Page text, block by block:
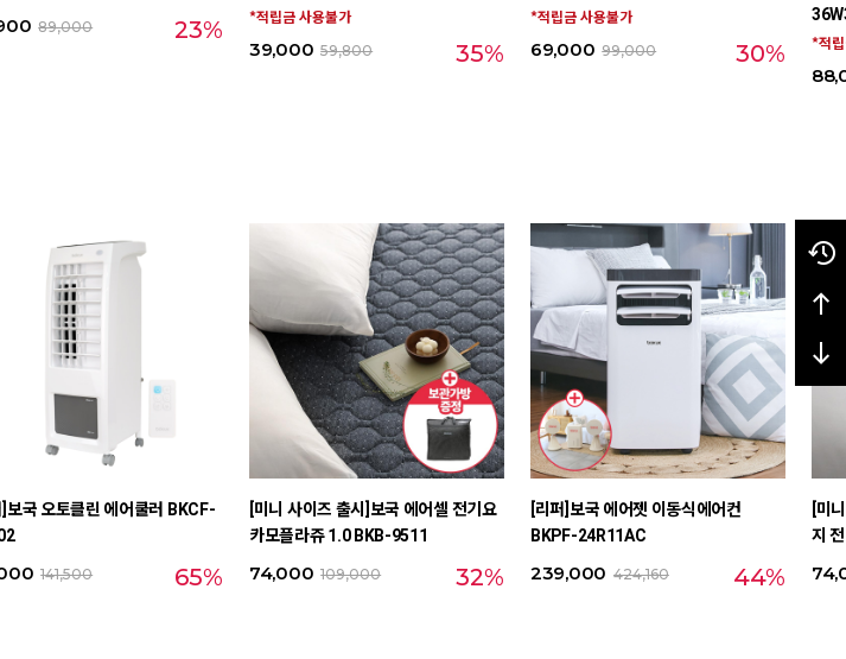
23%
89,000
*적립금 사용불가
35%
39,000 59,800
*적립금 사용불가
30%
69,000 99,000 *적
]보국 오토클린 에어쿨러 BKCF-
65%
141,500
[미니 사이즈 출시]보국 에어셀 전기요
카모플라쥬 1.0 BKB-9511
32%
74,000 109,000
[리퍼]보국 에어젯 이동식에어컨
BKPF-24R11AC
44%
239,000 424,160
[미
지